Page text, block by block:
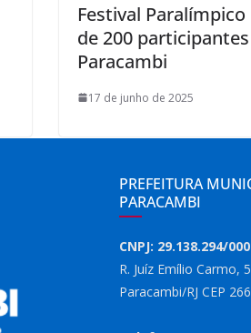
Festival
de 200
Paracambi
17 de junho de 2025
PREFEITURA
PARACAMBI
CNPJ: 29.138.294/
R. Juíz Emílio Carmo,
Paracambi/RJ CEP